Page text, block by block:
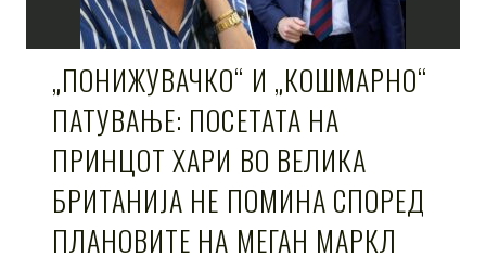
„ПОНИЖУВАЧКО“ И „КОШМАРНО“
ПАТУВАЊЕ: ПОСЕТАТА НА
ПРИНЦОТ ХАРИ ВО ВЕЛИКА
БРИТАНИЈА НЕ ПОМИНА СПОРЕД
ПЛАНОВИТЕ НА МЕГАН МАРКЛ